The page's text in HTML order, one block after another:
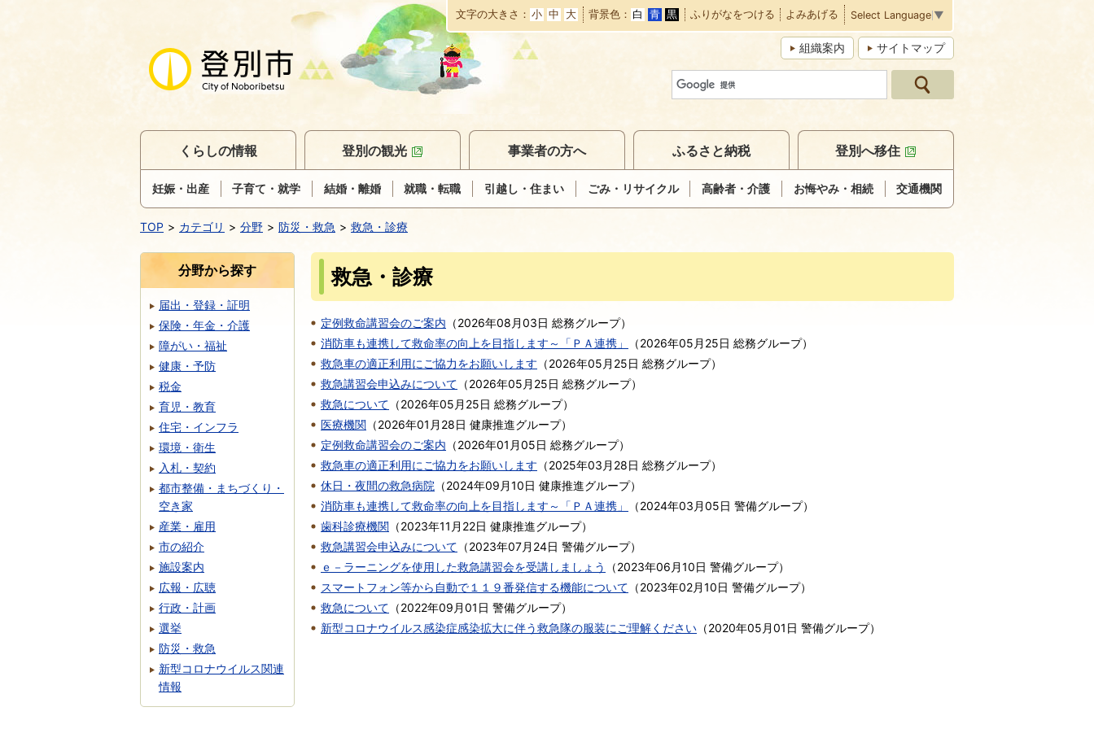
本
文
へ
移
動
文字の大きさ 小 中 大 背景色 白 青 黒 ふりがなをつける よみあげる Select Language ▼
組織案内 サイトマップ
くらしの情報
妊娠・出産 子育て・就学 結婚・離婚 就職・転職 引越し・住まい ごみ・リサイクル 高齢者・介護 お悔やみ・相続 交通機関
登別の観光 事業者の方へ ふるさと納税 登別へ移住
TOP カテゴリ 分野 防災・救急 救急・診療
救急・診療
定例救命講習会のご案内 （2026年08月03日 総務グループ）
消防車も連携して救命率の向上を目指します～「ＰＡ連携」
（2026年05月25日 総務グループ）
救急車の適正利用にご協力をお願いします （2026年05月25日 総務グループ）
救急講習会申込みについて （2026年05月25日 総務グループ）
救急について （2026年05月25日 総務グループ）
医療機関 （2026年01月28日 健康推進グループ）
定例救命講習会のご案内 （2026年01月05日 総務グループ）
救急車の適正利用にご協力をお願いします （2025年03月28日 総務グループ）
休日・夜間の救急病院 （2024年09月10日 健康推進グループ）
消防車も連携して救命率の向上を目指します～「ＰＡ連携」
（2024年03月05日 警備グループ）
歯科診療機関 （2023年11月22日 健康推進グループ）
救急講習会申込みについて （2023年07月24日 警備グループ）
ｅ－ラーニングを使用した救急講習会を受講しましょう
（2023年06月10日 警備グループ）
スマートフォン等から自動で１１９番発信する機能について （2023年02月10日 警備グループ）
救急について （2022年09月01日 警備グループ）
新型コロナウイルス感染症感染拡大に伴う救急隊の服装にご理解ください （2020年05月01日 警備グループ）
分野から探す
届出・登録・証明
保険・年金・介護
障がい・福祉
健康・予防
税金
育児・教育
住宅・インフラ
環境・衛生
入札・契約
都市整備・まちづくり・
空き家
産業・雇用
市の紹介
施設案内
広報・広聴
行政・計画
選挙
防災・救急
新型コロナウイルス関連
情報